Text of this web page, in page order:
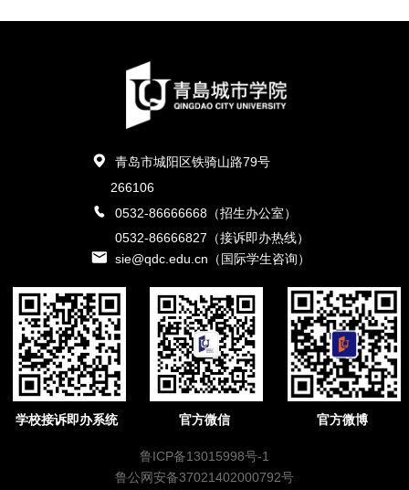
青岛市城阳区铁骑山路79号
266106
0532-86666668（招生办公室）
0532-86666827（接诉即办热线）
sie@qdc.edu.cn（国际学生咨询）
学校接诉即办系统 官方微信 官方微博
鲁ICP备13015998号-1
鲁公网安备37021402000792号